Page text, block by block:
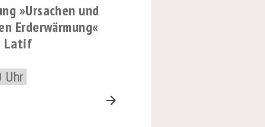
»Ursachen und
Erderwärmung«
Latif
Uhr
arrow_forward